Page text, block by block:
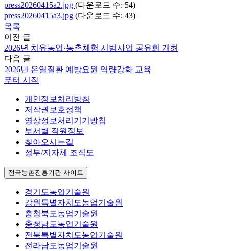
press20260415a2.jpg (다운로드 수: 54)
press20260415a3.jpg (다운로드 수: 43)
목록
이전 글
2026년 치유농업·농촌체험 시범사업 공유회 개최
다음 글
2026년 온열질환 예방요원 역량강화 교육
푸터 시작
개인정보처리방침
저작권보호정책
영상정보처리기기방침
부서별 직원정보
찾아오시는길
정부/지자체 조직도
전국농촌진흥기관 사이트
경기도농업기술원
강원특별자치도농업기술원
충청북도농업기술원
충청남도농업기술원
전북특별자치도농업기술원
전라남도농업기술원